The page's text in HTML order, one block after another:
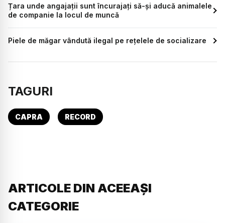
Țara unde angajații sunt încurajați să-și aducă animalele
de companie la locul de muncă
Piele de măgar vândută ilegal pe rețelele de socializare
TAGURI
CAPRA RECORD
ARTICOLE DIN ACEEAȘI
CATEGORIE